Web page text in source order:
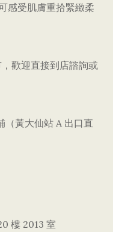
感受肌膚重拾緊緻柔
歡迎直接到店諮詢或
（黃大仙站 A 出口直
樓 2013 室